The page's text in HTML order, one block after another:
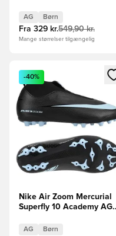
Pink/Sort/Orange Børn
AG Børn
Fra 329 kr.549,90 kr.
Mange størrelser tilgængelig
Åbner en Modal til at
-40%
Nike Air Zoom Mercurial
Superfly 10 Academy AG
AG Børn